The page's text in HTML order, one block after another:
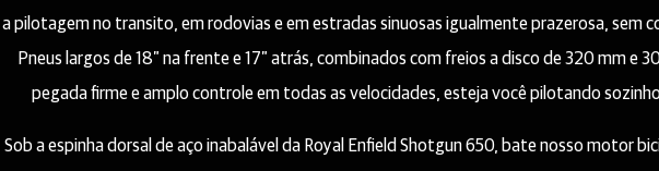
a pilotagem no transito, em rodovias e em estradas sinuosas igualmente prazerosa, sem
Pneus largos de 18” na frente e 17” atrás, combinados com freios a disco de 320 mm e
pegada firme e amplo controle em todas as velocidades, esteja você pilotando
Sob a espinha dorsal de aço inabalável da Royal Enfield Shotgun 650, bate nosso motor